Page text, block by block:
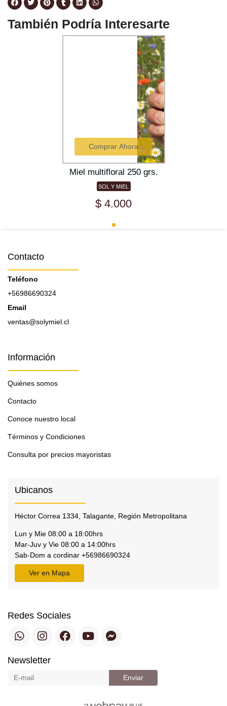
También Podría Interesarte
Comprar Ahora
Miel multifloral 250 grs.
SOL Y MIEL
$ 4.000
Contacto
Teléfono
+56986690324
Email
ventas@solymiel.cl
Información
Quiénes somos
Contacto
Conoce nuestro local
Términos y Condiciones
Consulta por precios mayoristas
Ubicanos
Héctor Correa 1334, Talagante, Región Metropolitana
Lun y Mie 08:00 a 18:00hrs
Mar-Juv y Vie 08:00 a 14:00hrs
Sab-Dom a cordinar +56986690324
Ver en Mapa
Redes Sociales
Newsletter
Enviar